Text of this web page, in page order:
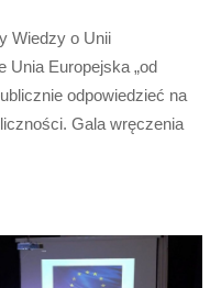
Wiedzy o Unii
Unia Europejska „od
odpowiedzieć na
Gala wręczenia